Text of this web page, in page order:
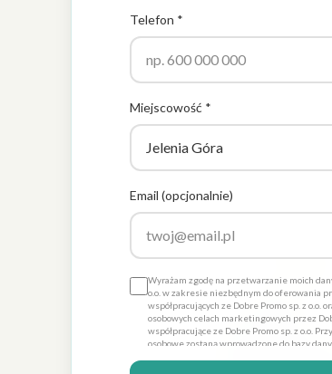
Telefon *
Miejscowość *
Email (opcjonalnie)
Wyrażam zgodę na przetwarzanie moich
o.o. w zakresie niezbędnym do oferowania
współpracujących ze Dobre Promo sp. z o.o.
osobowych celach marketingowych przez
współpracujące ze Dobre Promo sp. z o.o.
osobowe zostaną wprowadzone do bazy